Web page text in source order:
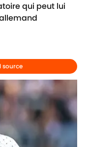
qui peut lui
source